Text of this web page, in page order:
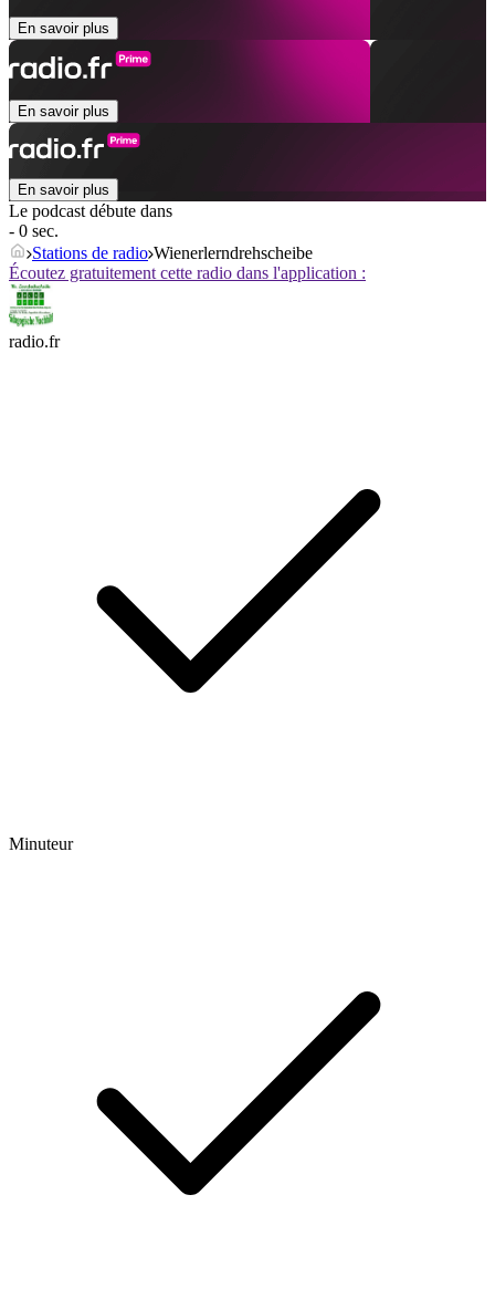
En savoir plus
En savoir plus
En savoir plus
Le podcast débute dans
- 0 sec.
Stations de radio Wienerlerndrehscheibe
Écoutez gratuitement cette radio dans l'application :
radio.fr
Minuteur